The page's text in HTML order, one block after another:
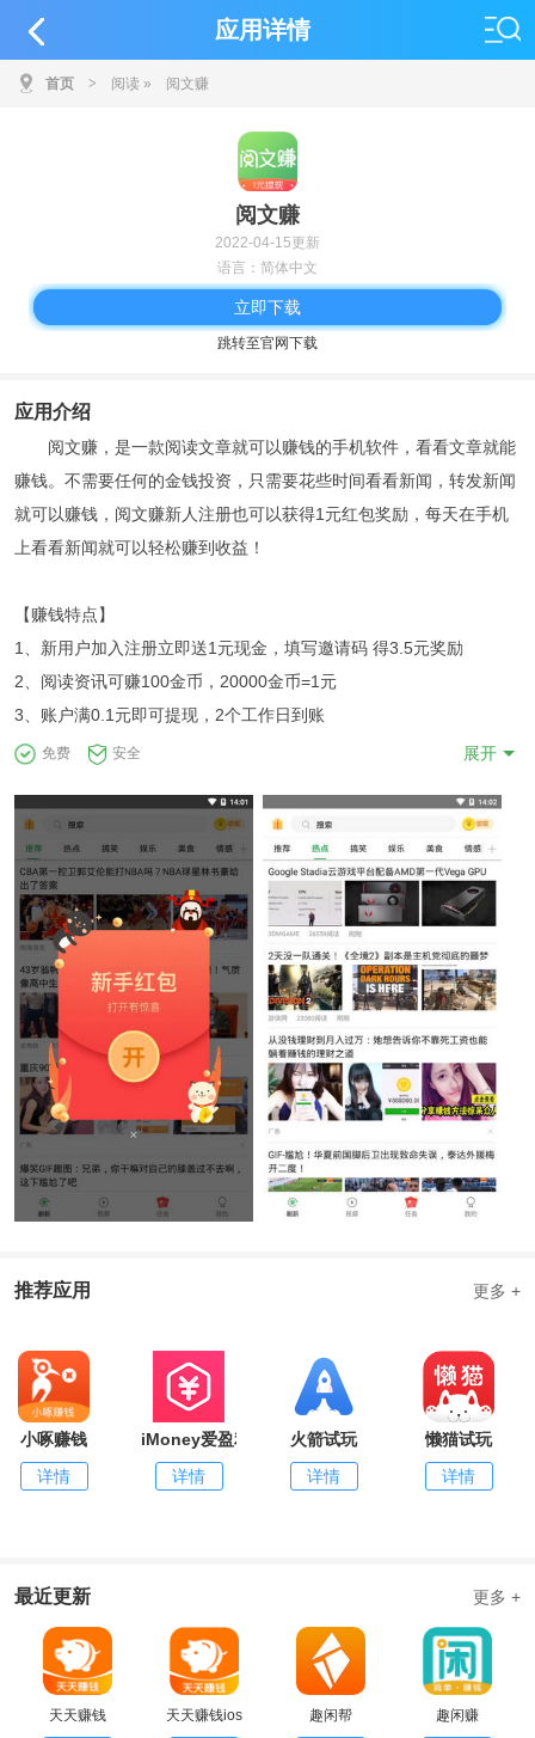
应用详情
首页 > 阅读 » 阅文赚
阅文赚
2022-04-15更新
语言：简体中文
立即下载
跳转至官网下载
应用介绍
阅文赚，是一款阅读文章就可以赚钱的手机软件，看看文章就能
赚钱。不需要任何的金钱投资，只需要花些时间看看新闻，转发新闻
就可以赚钱，阅文赚新人注册也可以获得1元红包奖励，每天在手机
上看看新闻就可以轻松赚到收益！
【赚钱特点】
1、新用户加入注册立即送1元现金，填写邀请码 得3.5元奖励
2、阅读资讯可赚100金币，20000金币=1元
3、账户满0.1元即可提现，2个工作日到账
免费 安全 展开
推荐应用 更多 +
小啄赚钱
详情
iMoney爱盈利
详情
火箭试玩
详情
懒猫试玩
详情
最近更新 更多 +
天天赚钱 天天赚钱ios 趣闲帮 趣闲赚